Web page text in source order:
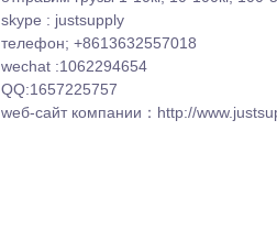
skype : justsupply
телефон; +8613632557018
wechat :1062294654
QQ:1657225757
wеб-сайт компании：http://